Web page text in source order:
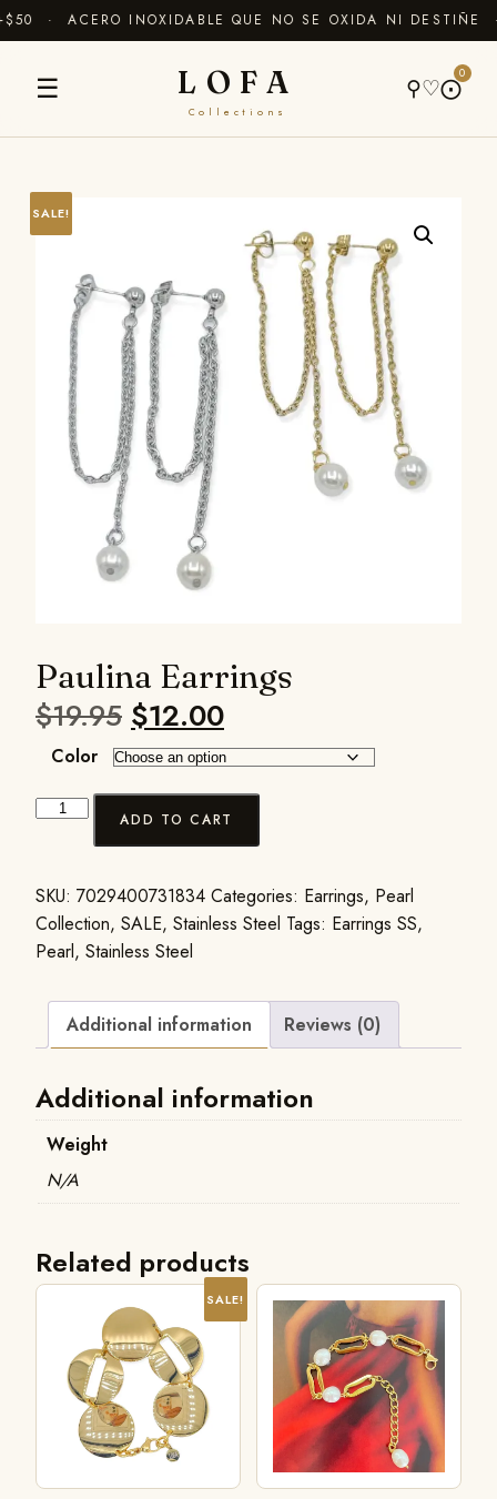
· ACERO INOXIDABLE QUE NO SE OXIDA NI DESTIÑE ·
☰ LOFA
Collections
⚲♡⨀
0
SALE!
Paulina Earrings
$19.95 $12.00
Color
ADD TO CART
SKU: 7029400731834 Categories: Earrings, Pearl
Collection, SALE, Stainless Steel Tags: Earrings SS,
Pearl, Stainless Steel
Additional information Reviews (0)
Additional information
Weight
N/A
Related products
SALE!